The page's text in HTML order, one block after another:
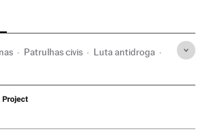
Patrulhas civis Luta antidroga